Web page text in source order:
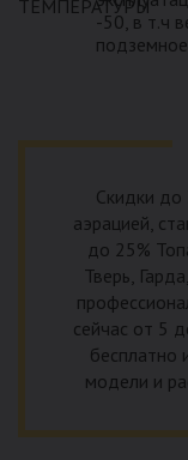
-50, в т.ч
Скидки до
аэрацией,
до 25%
Тверь,
сейчас от 5
бесплатно
модели и